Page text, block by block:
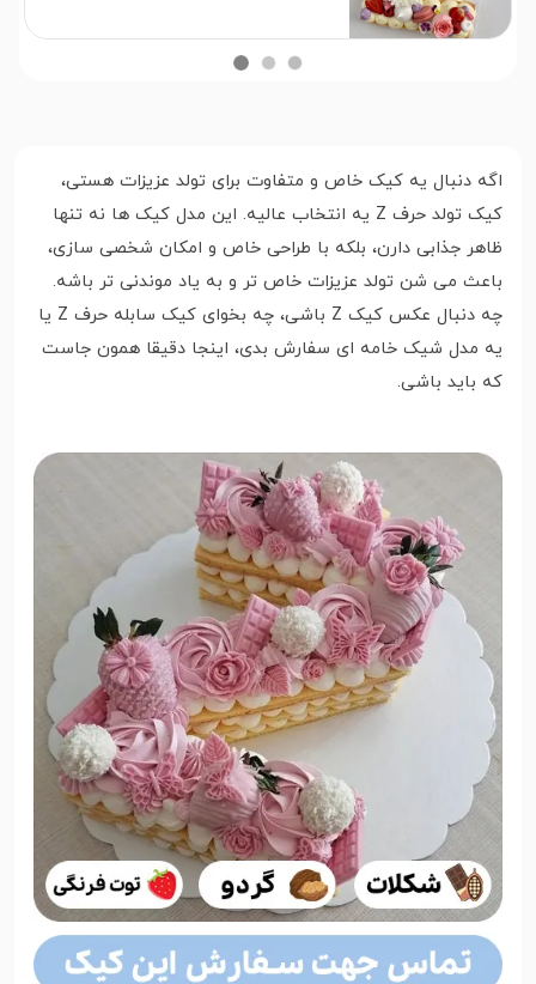
اگه دنبال یه کیک خاص و متفاوت برای تولد عزیزات هستی،
کیک تولد حرف Z یه انتخاب عالیه. این مدل کیک ها نه تنها
ظاهر جذابی دارن، بلکه با طراحی خاص و امکان شخصی سازی،
باعث می شن تولد عزیزات خاص تر و به یاد موندنی تر باشه.
چه دنبال عکس کیک Z باشی، چه بخوای کیک سابله حرف Z یا
یه مدل شیک خامه ای سفارش بدی، اینجا دقیقا همون جاست
که باید باشی.